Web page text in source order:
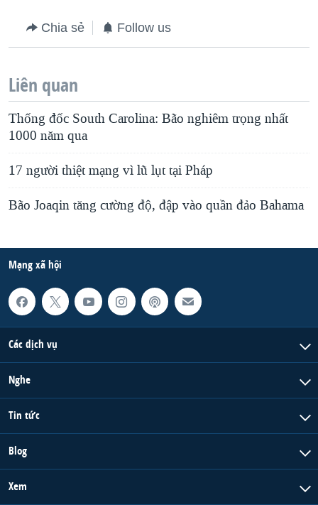
Chia sẻ Follow us
Liên quan
Thống đốc South Carolina: Bão nghiêm trọng nhất
1000 năm qua
17 người thiệt mạng vì lũ lụt tại Pháp
Bão Joaqin tăng cường độ, đập vào quần đảo Bahama
Mạng xã hội
Các dịch vụ
Nghe
Tin tức
Blog
Xem